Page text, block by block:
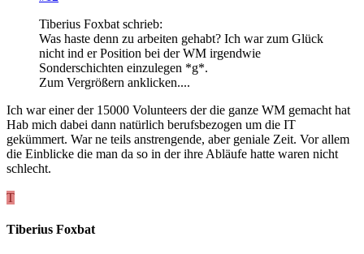
Tiberius Foxbat schrieb:
Was haste denn zu arbeiten gehabt? Ich war zum Glück
nicht ind er Position bei der WM irgendwie
Sonderschichten einzulegen *g*.
Zum Vergrößern anklicken....
Ich war einer der 15000 Volunteers der die ganze WM gemacht hat
Hab mich dabei dann natürlich berufsbezogen um die IT
gekümmert. War ne teils anstrengende, aber geniale Zeit. Vor allem
die Einblicke die man da so in der ihre Abläufe hatte waren nicht
schlecht.
T
Tiberius Foxbat